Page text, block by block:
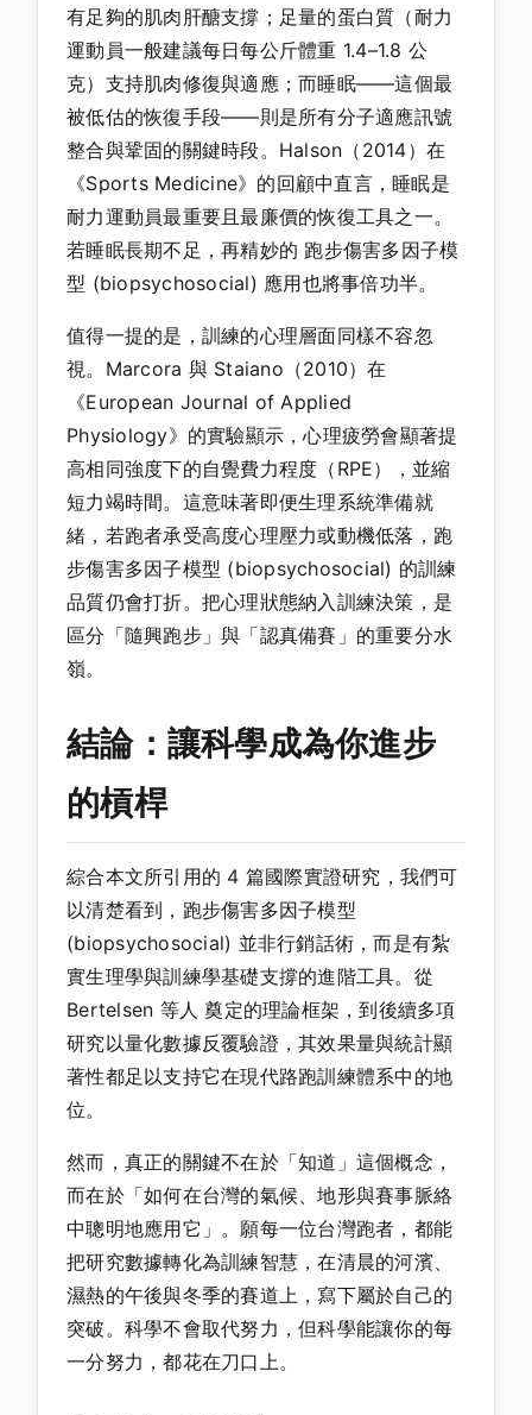
有足夠的肌肉肝醣支撐；足量的蛋白質（耐力
運動員一般建議每日每公斤體重 1.4–1.8 公
克）支持肌肉修復與適應；而睡眠——這個最
被低估的恢復手段——則是所有分子適應訊號
整合與鞏固的關鍵時段。Halson（2014）在
《Sports Medicine》的回顧中直言，睡眠是
耐力運動員最重要且最廉價的恢復工具之一。
若睡眠長期不足，再精妙的 跑步傷害多因子模
型 (biopsychosocial) 應用也將事倍功半。
值得一提的是，訓練的心理層面同樣不容忽
視。Marcora 與 Staiano（2010）在
《European Journal of Applied
Physiology》的實驗顯示，心理疲勞會顯著提
高相同強度下的自覺費力程度（RPE），並縮
短力竭時間。這意味著即便生理系統準備就
緒，若跑者承受高度心理壓力或動機低落，跑
步傷害多因子模型 (biopsychosocial) 的訓練
品質仍會打折。把心理狀態納入訓練決策，是
區分「隨興跑步」與「認真備賽」的重要分水
嶺。
結論：讓科學成為你進步
的槓桿
綜合本文所引用的 4 篇國際實證研究，我們可
以清楚看到，跑步傷害多因子模型
(biopsychosocial) 並非行銷話術，而是有紮
實生理學與訓練學基礎支撐的進階工具。從
Bertelsen 等人 奠定的理論框架，到後續多項
研究以量化數據反覆驗證，其效果量與統計顯
著性都足以支持它在現代路跑訓練體系中的地
位。
然而，真正的關鍵不在於「知道」這個概念，
而在於「如何在台灣的氣候、地形與賽事脈絡
中聰明地應用它」。願每一位台灣跑者，都能
把研究數據轉化為訓練智慧，在清晨的河濱、
濕熱的午後與冬季的賽道上，寫下屬於自己的
突破。科學不會取代努力，但科學能讓你的每
一分努力，都花在刀口上。